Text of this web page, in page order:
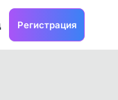
Регистрация